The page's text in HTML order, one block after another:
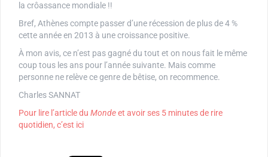
la crôassance mondiale !!
Bref, Athènes compte passer d’une récession de plus de 4 %
cette année en 2013 à une croissance positive.
À mon avis, ce n’est pas gagné du tout et on nous fait le même
coup tous les ans pour l’année suivante. Mais comme
personne ne relève ce genre de bêtise, on recommence.
Charles SANNAT
Pour lire l’article du Mondeet avoir ses 5 minutes de rire
quotidien, c’est ici